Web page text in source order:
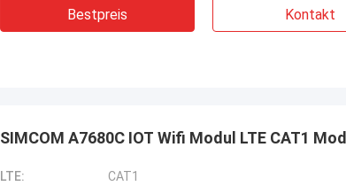
Bestpreis Kontakt
SIMCOM A7680C IOT Wifi Modul LTE CAT1
LTE:
CAT1